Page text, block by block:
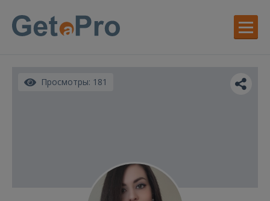
Просмотры: 181